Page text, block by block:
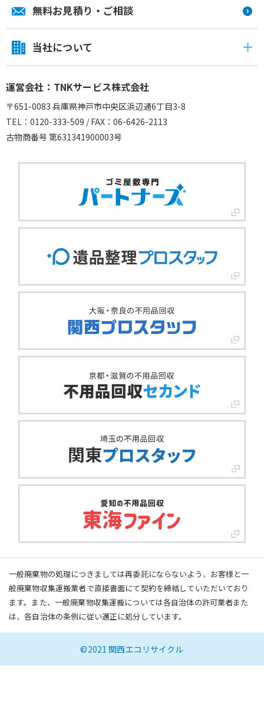
無料お見積り・ご相談
当社について
運営会社：TNKサービス株式会社
〒651-0083 兵庫県神戸市中央区浜辺通6丁目3-8
TEL：0120-333-509 / FAX：06-6426-2113
古物商番号 第631341900003号
一般廃棄物の処理につきましては再委託にならないよう、お客様と一
般廃棄物収集運搬業者で直接書面にて契約を締結していただいており
ます。また、一般廃棄物収集運搬については各自治体の許可業者また
は、各自治体の条例に従い適正に処分しています。
©2021 関西エコリサイクル